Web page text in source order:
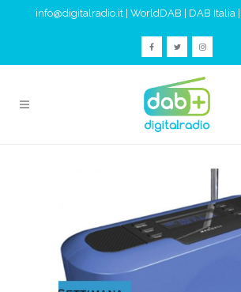
info@digitalradio.it WorldDAB DAB Italia